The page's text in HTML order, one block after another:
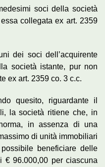
soci della società
collegata ex art. 2359
dei soci dell’acquirente
società istante, pur non
ex art. 2359 co. 3 c.c.
quesito, riguardante il
la società ritiene che, in
in assenza di una
di unità immobiliari
beneficiare delle
€ 96.000,00 per ciascuna